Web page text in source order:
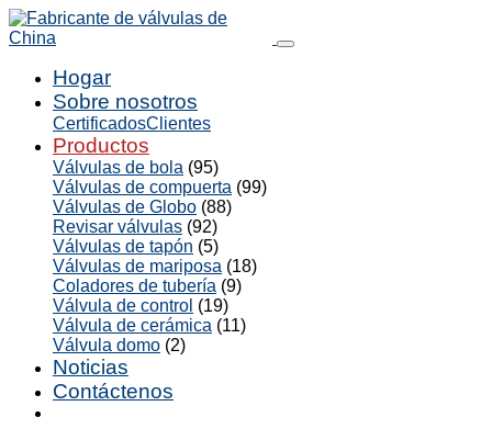
Hogar
Sobre nosotros
CertificadosClientes
Productos
Válvulas de bola (95)
Válvulas de compuerta (99)
Válvulas de Globo (88)
Revisar válvulas (92)
Válvulas de tapón (5)
Válvulas de mariposa (18)
Coladores de tubería (9)
Válvula de control (19)
Válvula de cerámica (11)
Válvula domo (2)
Noticias
Contáctenos